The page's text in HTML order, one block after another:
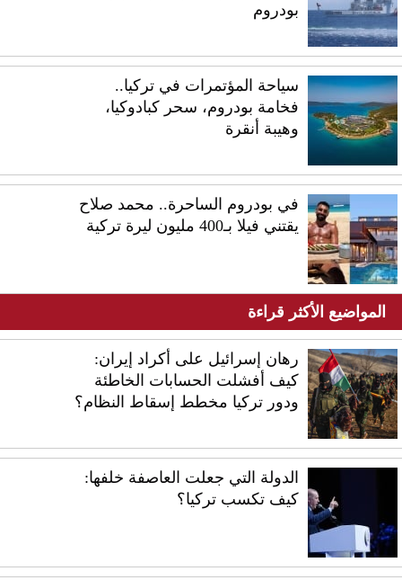
بودروم
سياحة المؤتمرات في تركيا..
فخامة بودروم، سحر كبادوكيا،
وهيبة أنقرة
في بودروم الساحرة.. محمد صلاح
يقتني فيلا بـ400 مليون ليرة تركية
المواضيع الأكثر قراءة
رهان إسرائيل على أكراد إيران:
كيف أفشلت الحسابات الخاطئة
ودور تركيا مخطط إسقاط النظام؟
الدولة التي جعلت العاصفة خلفها:
كيف تكسب تركيا؟